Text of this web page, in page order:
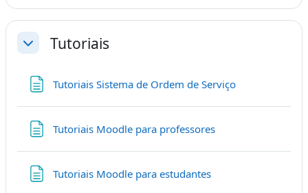
ContrairTutoriais
Tutoriais Sistema de Ordem de ServiçoPágina
Tutoriais Moodle para professoresPágina
Tutoriais Moodle para estudantesPágina